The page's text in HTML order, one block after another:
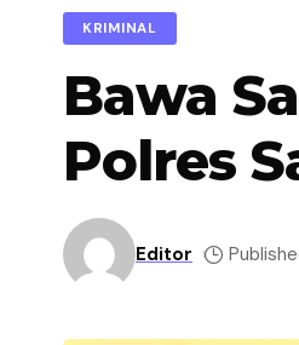
KRIMINAL
Bawa
Polres
Editor